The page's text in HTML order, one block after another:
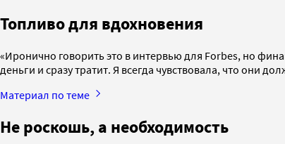
Топливо для вдохновения
«Иронично говорить это в интервью для Forbes, но
деньги и сразу тратит. Я всегда чувствовала, что они
Материал по теме
Не роскошь, а необходимость